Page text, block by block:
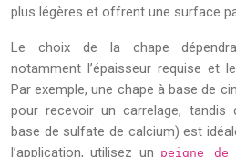
plus légères et offrent une surface
Le choix de la chape
notamment l’épaisseur requise et
Par exemple, une chape à base de
pour recevoir un carrelage, tandis
base de sulfate de calcium) est
l’application, utilisez un peigne